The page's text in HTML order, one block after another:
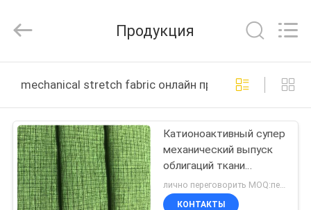
ПРОДУКТЫ
НАС
Jingang
Textile
Rights
Продукция
mechanical stretch fabric онлайн производство
Катионоактивный супер
механический выпуск
облигаций ткани
простирания ТПУ для
одежд зимы
лично переговорить MOQ:переговоров
КОНТАКТЫ